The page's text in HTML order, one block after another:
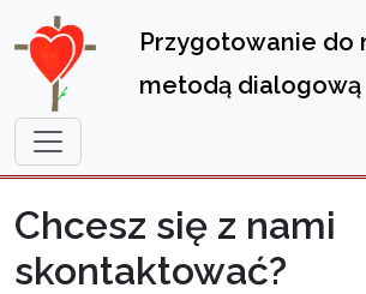
Przygotowanie do
metodą dialogową
Chcesz się z nami
skontaktować?